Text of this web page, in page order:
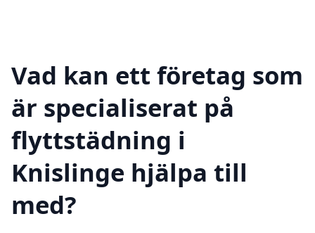
Vad kan ett företag som
är specialiserat på
flyttstädning i
Knislinge hjälpa till
med?